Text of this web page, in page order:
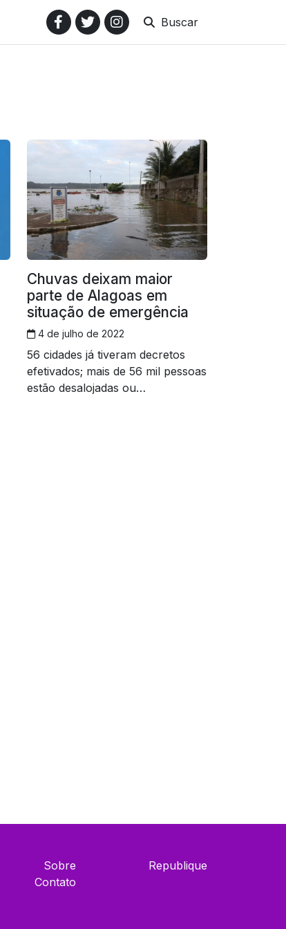
Buscar
Chuvas deixam maior
parte de Alagoas em
situação de emergência
4 de julho de 2022
56 cidades já tiveram decretos
efetivados; mais de 56 mil pessoas
estão desalojadas ou
Sobre
Contato
Republique